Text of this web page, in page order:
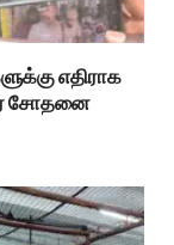
எதிராக
சோதனை